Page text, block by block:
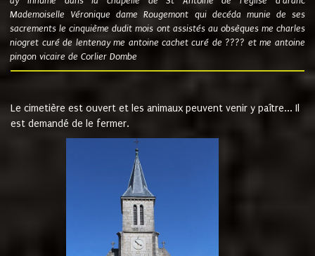
Mademoiselle Véronique dame Rougemont qui decéda munie de ses
sacrements le cinquième dudit mois ont assistés au obsèques me charles
niogret curé de lentenay me antoine cachet curé de ???? et me antoine
pingon vicaire de Corlier Dombe
Le cimetière est ouvert et les animaux peuvent venir y paître... Il
est demandé de le fermer.